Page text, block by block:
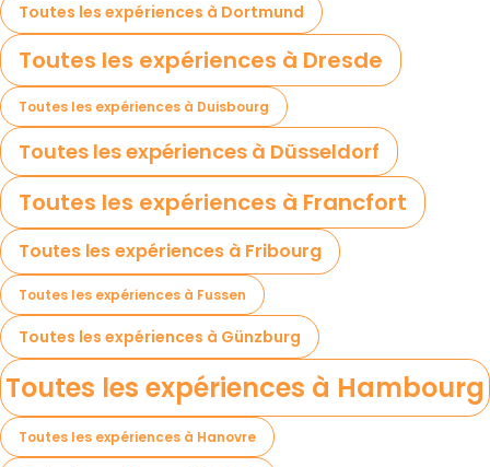
Toutes les expériences à Dortmund
Toutes les expériences à Dresde
Toutes les expériences à Duisbourg
Toutes les expériences à Düsseldorf
Toutes les expériences à Francfort
Toutes les expériences à Fribourg
Toutes les expériences à Fussen
Toutes les expériences à Günzburg
Toutes les expériences à Hambourg
Toutes les expériences à Hanovre